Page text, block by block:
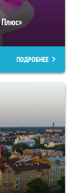
Плюс»
ПОДРОБНЕЕ